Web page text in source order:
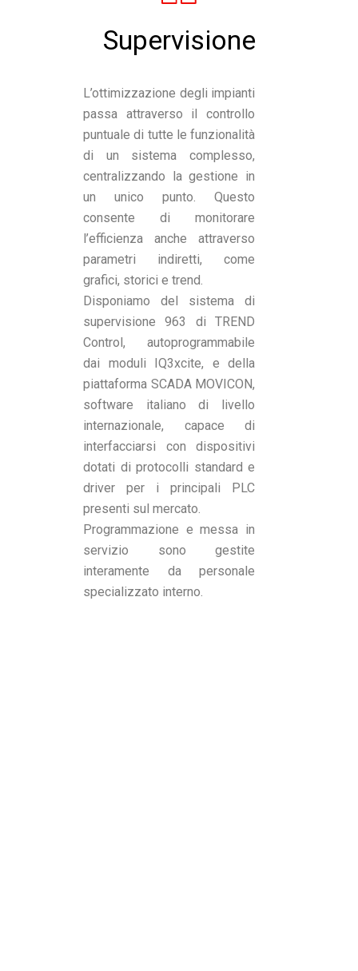
Supervisione
L’ottimizzazione degli impianti
passa attraverso il controllo
puntuale di tutte le funzionalità
di un sistema complesso,
centralizzando la gestione in
un unico punto. Questo
consente di monitorare
l’efficienza anche attraverso
parametri indiretti, come
grafici, storici e trend.
Disponiamo del sistema di
supervisione 963 di TREND
Control, autoprogrammabile
dai moduli IQ3xcite, e della
piattaforma SCADA MOVICON,
software italiano di livello
internazionale, capace di
interfacciarsi con dispositivi
dotati di protocolli standard e
driver per i principali PLC
presenti sul mercato.
Programmazione e messa in
servizio sono gestite
interamente da personale
specializzato interno.